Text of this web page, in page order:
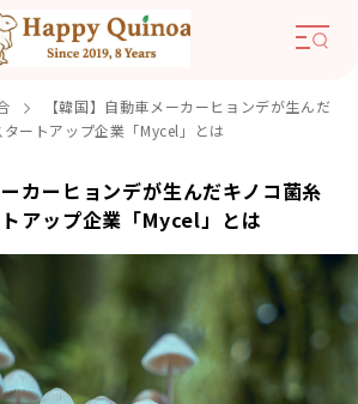
【韓国】自動車メーカーヒョンデが生んだ
ートアップ企業「Mycel」とは
ーカーヒョンデが生んだキノコ菌糸
アップ企業「Mycel」とは